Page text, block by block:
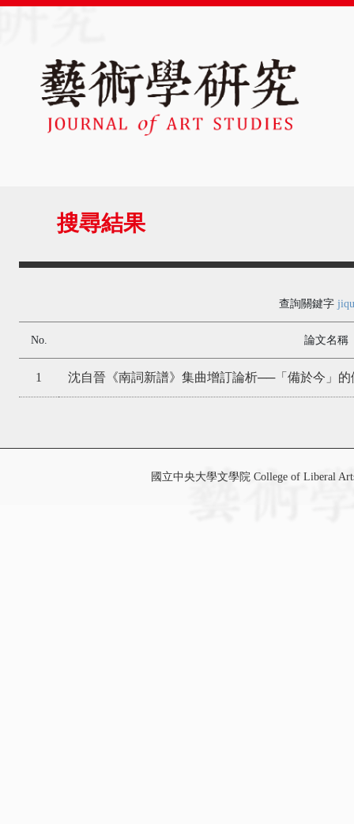
搜尋結果
查詢關鍵字 jiqu
No. 論文名稱
1 沈自晉《南詞新譜》集曲增訂論析──「備於今」的
國立中央大學文學院 College of Liberal